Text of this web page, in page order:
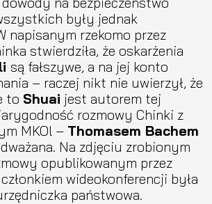
były jednak
napisanym rzekomo przez
stwierdziła, że oskarżenia
są fałszywe, a na jej konto
– raczej nikt nie uwierzył, że
to Shuai jest autorem tej
rozmowy Chinki z
MKOl – Thomasem Bachem
Na zdjęciu zrobionym
opublikowanym przez
wideokonferencji była
państwowa.